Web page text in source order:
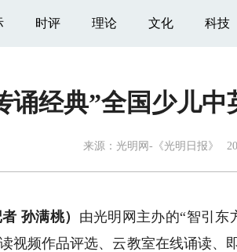
时评 理论 文化 科技
诵经典”全国少儿
来源： 光明网-《光明日报》
孙满桃） 由光明网主办的“智引东
视频作品评选、云教室在线诵读